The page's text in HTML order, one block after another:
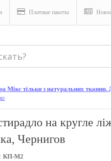
Платные пакеты
Мікс тільки з натуральних
на кругле
Чернигов
КП-М2